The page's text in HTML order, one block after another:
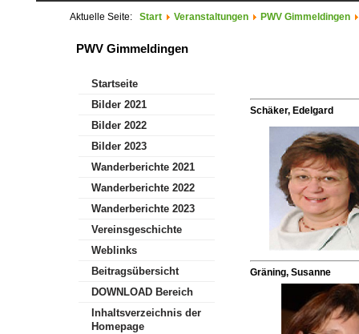
Aktuelle Seite: Start Veranstaltungen PWV Gimmeldingen
Schäker, Edelgard
Gräning, Susanne
PWV Gimmeldingen
Startseite
Bilder 2021
Bilder 2022
Bilder 2023
Wanderberichte 2021
Wanderberichte 2022
Wanderberichte 2023
Vereinsgeschichte
Weblinks
Beitragsübersicht
DOWNLOAD Bereich
Inhaltsverzeichnis der
Homepage